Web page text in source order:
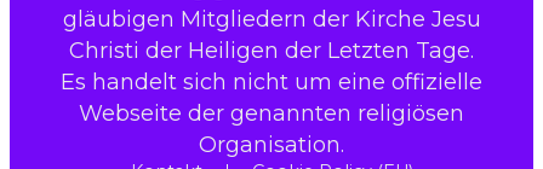
gläubigen Mitgliedern der Kirche Jesu
Christi der Heiligen der Letzten Tage.
Es handelt sich nicht um eine offizielle
Webseite der genannten religiösen
Organisation.